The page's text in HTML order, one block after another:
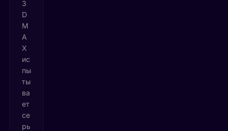
3
D
M
A
X
ис
пы
ты
ва
ет
се
рь